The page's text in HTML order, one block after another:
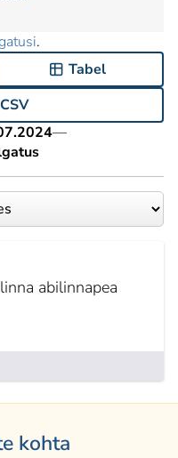
.
Tabel
—
abilinnapea
kohta